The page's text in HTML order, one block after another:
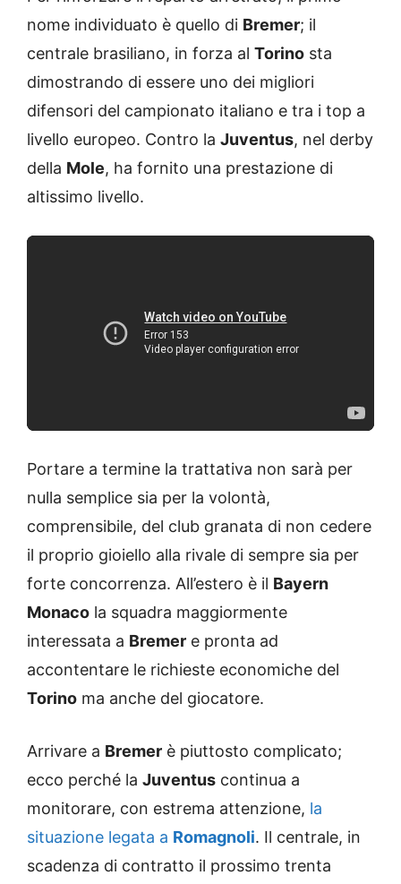
nome individuato è quello di Bremer; il
centrale brasiliano, in forza al Torino sta
dimostrando di essere uno dei migliori
difensori del campionato italiano e tra i top a
livello europeo. Contro la Juventus, nel derby
della Mole, ha fornito una prestazione di
altissimo livello.
Portare a termine la trattativa non sarà per
nulla semplice sia per la volontà,
comprensibile, del club granata di non cedere
il proprio gioiello alla rivale di sempre sia per
forte concorrenza. All’estero è il Bayern
Monaco la squadra maggiormente
interessata a Bremer e pronta ad
accontentare le richieste economiche del
Torino ma anche del giocatore.
Arrivare a Bremer è piuttosto complicato;
ecco perché la Juventus continua a
monitorare, con estrema attenzione, la
situazione legata a Romagnoli. Il centrale, in
scadenza di contratto il prossimo trenta